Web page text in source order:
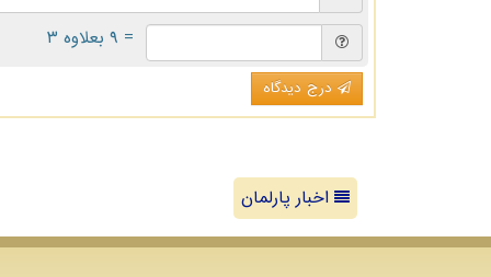
= ۹ بعلاوه ۳
درج دیدگاه
اخبار پارلمان